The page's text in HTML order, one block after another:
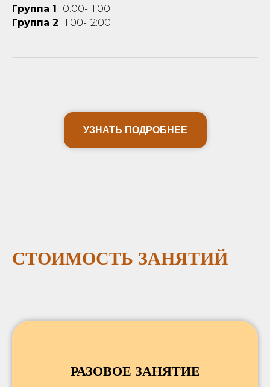
Группа 1 10:00-11:00
Группа 2 11:00-12:00
УЗНАТЬ ПОДРОБНЕЕ
СТОИМОСТЬ ЗАНЯТИЙ
РАЗОВОЕ ЗАНЯТИЕ